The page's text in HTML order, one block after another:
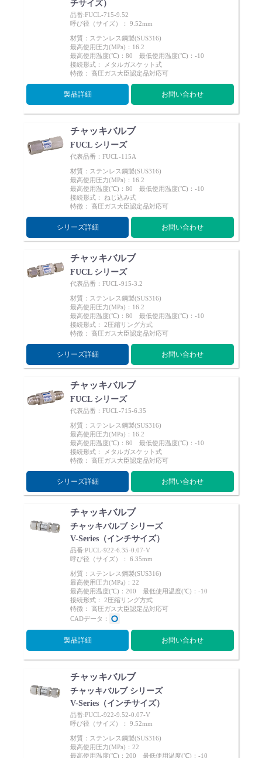
チサイズ）
品番:FUCL-715-9.52
呼び径（サイズ）： 9.52mm
材質：ステンレス鋼製(SUS316)
最高使用圧力(MPa)：16.2
最高使用温度(℃)：80 最低使用温度(℃)：-10
接続形式： メタルガスケット式
特徴： 高圧ガス大臣認定品対応可
製品詳細 お問い合わせ
チャッキバルブ
FUCL シリーズ
代表品番：FUCL-115A
材質：ステンレス鋼製(SUS316)
最高使用圧力(MPa)：16.2
最高使用温度(℃)：80 最低使用温度(℃)：-10
接続形式： ねじ込み式
特徴： 高圧ガス大臣認定品対応可
シリーズ詳細 お問い合わせ
チャッキバルブ
FUCL シリーズ
代表品番：FUCL-915-3.2
材質：ステンレス鋼製(SUS316)
最高使用圧力(MPa)：16.2
最高使用温度(℃)：80 最低使用温度(℃)：-10
接続形式： 2圧縮リング方式
特徴： 高圧ガス大臣認定品対応可
シリーズ詳細 お問い合わせ
チャッキバルブ
FUCL シリーズ
代表品番：FUCL-715-6.35
材質：ステンレス鋼製(SUS316)
最高使用圧力(MPa)：16.2
最高使用温度(℃)：80 最低使用温度(℃)：-10
接続形式： メタルガスケット式
特徴： 高圧ガス大臣認定品対応可
シリーズ詳細 お問い合わせ
チャッキバルブ
チャッキバルブ シリーズ
V-Series（インチサイズ）
品番:PUCL-922-6.35-0.07-V
呼び径（サイズ）： 6.35mm
材質：ステンレス鋼製(SUS316)
最高使用圧力(MPa)：22
最高使用温度(℃)：200 最低使用温度(℃)：-10
接続形式： 2圧縮リング方式
特徴： 高圧ガス大臣認定品対応可
CADデータ：
製品詳細 お問い合わせ
チャッキバルブ
チャッキバルブ シリーズ
V-Series（インチサイズ）
品番:PUCL-922-9.52-0.07-V
呼び径（サイズ）： 9.52mm
材質：ステンレス鋼製(SUS316)
最高使用圧力(MPa)：22
最高使用温度(℃)：200 最低使用温度(℃)：-10